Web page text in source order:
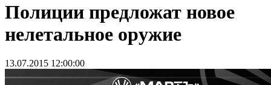
Полиции предложат новое
нелетальное оружие
13.07.2015 12:00:00